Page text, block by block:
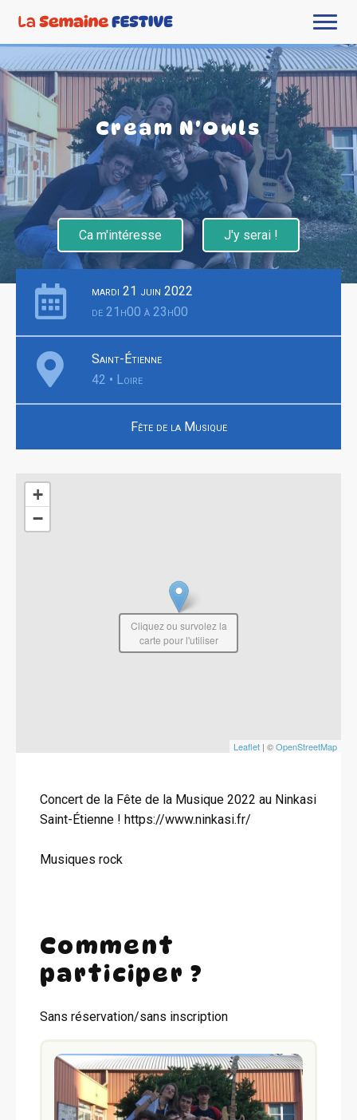
Cream N'Owls
Ca m'intéresse J'y serai !
mardi 21 juin 2022
de 21h00 à 23h00
Saint-Étienne
42 • Loire
Fête de la Musique
+
−
Leaflet | ©OpenStreetMap
Cliquez ou survolez la
carte pour l'utiliser
Concert de la Fête de la Musique 2022 au Ninkasi
Saint-Étienne ! https://www.ninkasi.fr/
Musiques rock
Comment
participer ?
Sans réservation/sans inscription